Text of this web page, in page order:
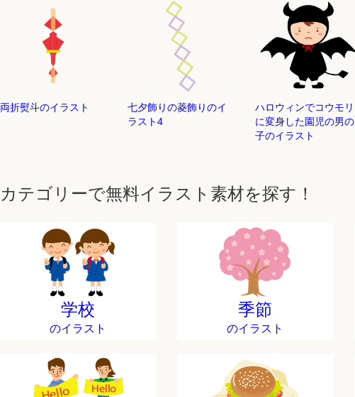
両折熨斗のイラスト
七夕飾りの菱飾りのイ
ラスト4
ハロウィンでコウモリ
に変身した園児の男の
子のイラスト
カテゴリーで無料イラスト素材を探す！
学校
のイラスト
季節
のイラスト